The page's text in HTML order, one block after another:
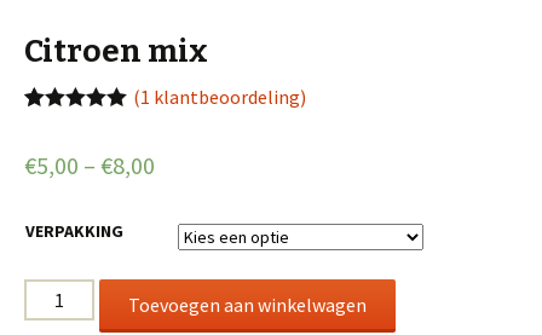
Citroen mix
gebaseerd
ing
(1 klantbeoordeling)
€5,00 – €8,00
VERPAKKING
Citroen
mix
Toevoegen aan winkelwagen